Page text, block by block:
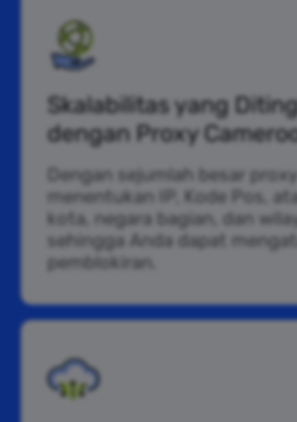
Skalabilitas yang
dengan Proxy
Dengan sejumlah besar
menentukan IP, Kode Pos,
kota, negara bagian, dan
sehingga Anda dapat
pemblokiran.